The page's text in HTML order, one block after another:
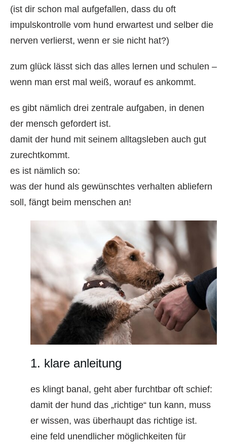
(ist dir schon mal aufgefallen, dass du oft
impulskontrolle vom hund erwartest und selber die
nerven verlierst, wenn er sie nicht hat?)
zum glück lässt sich das alles lernen und schulen –
wenn man erst mal weiß, worauf es ankommt.
es gibt nämlich drei zentrale aufgaben, in denen
der mensch gefordert ist.
damit der hund mit seinem alltagsleben auch gut
zurechtkommt.
es ist nämlich so:
was der hund als gewünschtes verhalten abliefern
soll, fängt beim menschen an!
1. klare anleitung
es klingt banal, geht aber furchtbar oft schief:
damit der hund das „richtige“ tun kann, muss
er wissen, was überhaupt das richtige ist.
eine feld unendlicher möglichkeiten für